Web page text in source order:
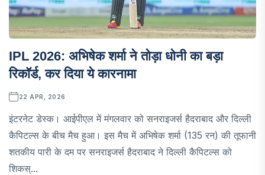
IPL 2026: अभिषेक शर्मा ने तोड़ा धोनी का बड़ा
रिकॉर्ड, कर दिया ये कारनामा
22 APR, 2026
इंटरनेट डेस्क। आईपीएल में मंगलवार को सनराइजर्स हैदराबाद और दिल्ली
कैपिटल्स के बीच मैच हुआ। इस मैच में अभिषेक शर्मा (135 रन) की तूफानी
शतकीय पारी के दम पर सनराइजर्स हैदराबाद ने दिल्ली कैपिटल्स को
शिकस्...